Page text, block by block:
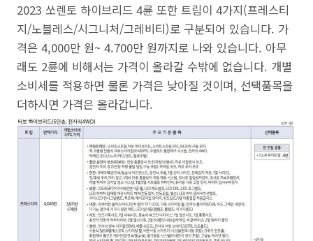
2023 쏘렌토 하이브리드 4륜 또한 트림이 4가지(프레스티
지/노블레스/시그니처/그레비티)로 구분되어 있습니다. 가
격은 4,000만 원~ 4.700만 원까지로 나와 있습니다. 아무
래도 2륜에 비해서는 가격이 올라갈 수밖에 없습니다. 개별
소비세를 적용하면 물론 가격은 낮아질 것이며, 선택품목을
더하시면 가격은 올라갑니다.